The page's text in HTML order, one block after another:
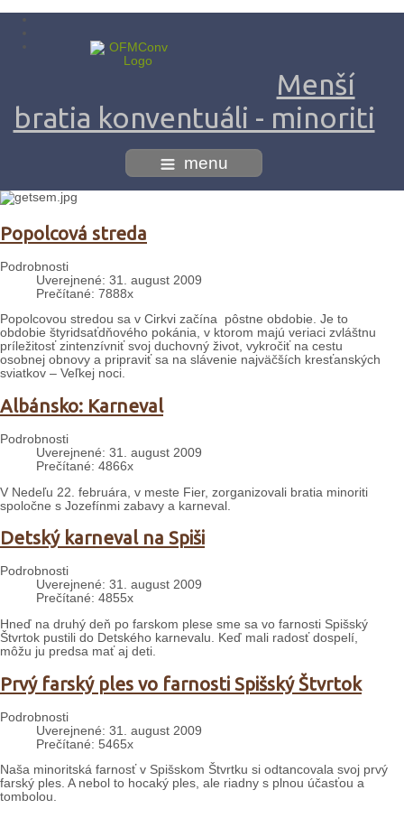
Menší
bratia konventuáli - minoriti
menu
Popolcová streda
Podrobnosti
Uverejnené: 31. august 2009
Prečítané: 7888x
Popolcovou stredou sa v Cirkvi začína pôstne obdobie. Je to
obdobie štyridsaťdňového pokánia, v ktorom majú veriaci zvláštnu
príležitosť zintenzívniť svoj duchovný život, vykročiť na cestu
osobnej obnovy a pripraviť sa na slávenie najväčších kresťanských
sviatkov – Veľkej noci.
Albánsko: Karneval
Podrobnosti
Uverejnené: 31. august 2009
Prečítané: 4866x
V Nedeľu 22. februára, v meste Fier, zorganizovali bratia minoriti
spoločne s Jozefínmi zabavy a karneval.
Detský karneval na Spiši
Podrobnosti
Uverejnené: 31. august 2009
Prečítané: 4855x
Hneď na druhý deň po farskom plese sme sa vo farnosti Spišský
Štvrtok pustili do Detského karnevalu. Keď mali radosť dospelí,
môžu ju predsa mať aj deti.
Prvý farský ples vo farnosti Spišský Štvrtok
Podrobnosti
Uverejnené: 31. august 2009
Prečítané: 5465x
Naša minoritská farnosť v Spišskom Štvrtku si odtancovala svoj prvý
farský ples. A nebol to hocaký ples, ale riadny s plnou účasťou a
tombolou.